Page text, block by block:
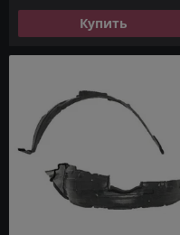
Купить